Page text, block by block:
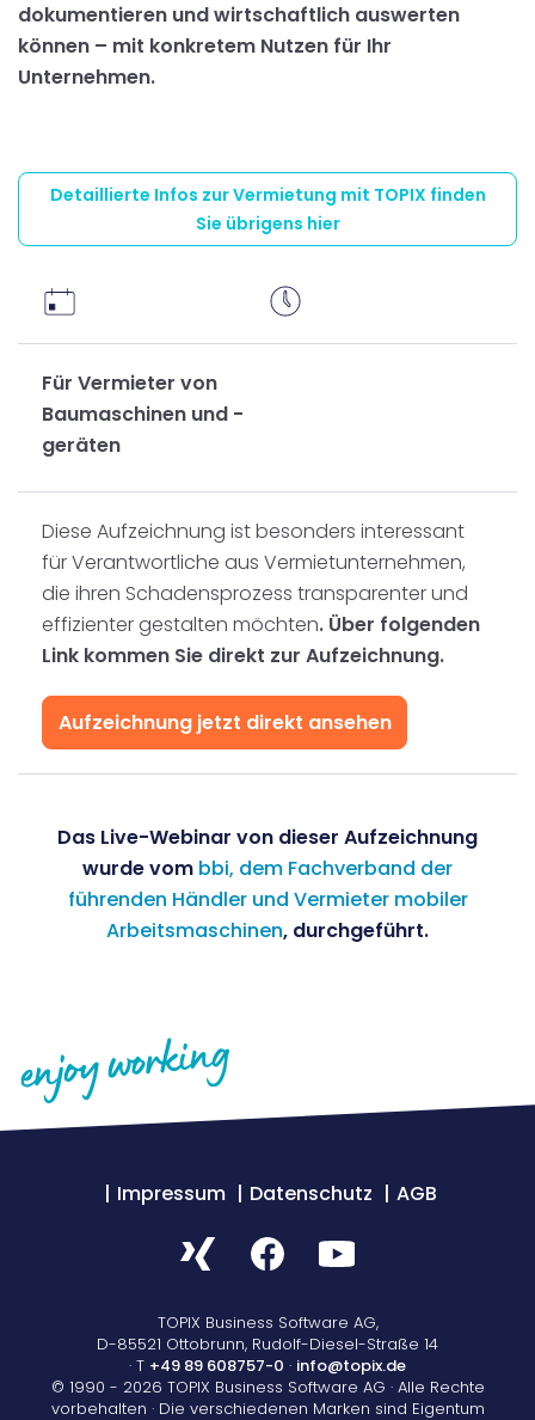
dokumentieren und wirtschaftlich auswerten
können – mit konkretem Nutzen für Ihr
Unternehmen.
Detaillierte Infos zur Vermietung mit TOPIX finden
Sie übrigens hier
Für Vermieter von
Baumaschinen und -
geräten
Diese Aufzeichnung ist besonders interessant
für Verantwortliche aus Vermietunternehmen,
die ihren Schadensprozess transparenter und
effizienter gestalten möchten. Über folgenden
Link kommen Sie direkt zur Aufzeichnung.
Aufzeichnung jetzt direkt ansehen
Das Live-Webinar von dieser Aufzeichnung
wurde vom bbi, dem Fachverband der
führenden Händler und Vermieter mobiler
Arbeitsmaschinen, durchgeführt.
Impressum Datenschutz AGB
TOPIX Business Software AG,
D-85521 Ottobrunn, Rudolf-Diesel-Straße 14
· T +49 89 608757-0 · info@topix.de
© 1990 - 2026 TOPIX Business Software AG · Alle Rechte
vorbehalten · Die verschiedenen Marken sind Eigentum